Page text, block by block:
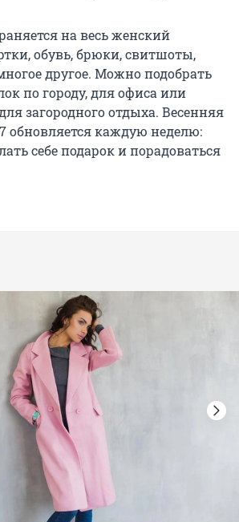
на весь женский
обувь, брюки, свитшоты,
другое. Можно подобрать
по городу, для офиса или
загородного отдыха. Весенняя
обновляется каждую неделю:
себе подарок и порадоваться